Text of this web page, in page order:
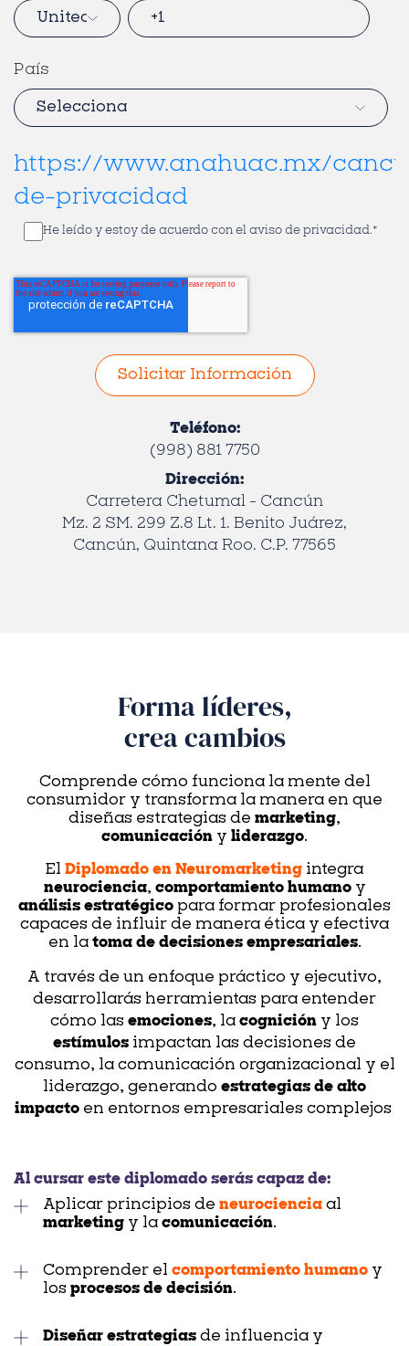
País
https://www.anahuac.mx/
de-privacidad
He leído y estoy de acuerdo con el aviso de privacidad.*
Teléfono:
(998) 881 7750
Dirección:
Carretera Chetumal - Cancún
Mz. 2 SM. 299 Z.8 Lt. 1. Benito Juárez,
Cancún, Quintana Roo. C.P. 77565
Forma líderes,
crea cambios
Comprende cómo funciona la mente del
consumidor y transforma la manera en que
diseñas estrategias de marketing,
comunicación y liderazgo.
El Diplomado en Neuromarketing integra
neurociencia, comportamiento humanoy
análisis estratégico para formar profesionales
capaces de influir de manera ética y efectiva
en la toma de decisiones empresariales.
A través de un enfoque práctico y ejecutivo,
desarrollarás herramientas para entender
cómo las emociones, la cognición y los
estímulos impactan las decisiones de
consumo, la comunicación organizacional y el
liderazgo, generando estrategias de alto
impactoen entornos empresariales complejos
Al cursar este diplomado serás capaz de:
Aplicar principios de neurociencia al
marketing y la comunicación.
Comprender el comportamiento humano y
los procesos de decisión.
Diseñar estrategias de influencia y